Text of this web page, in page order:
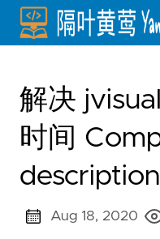
解决
时间
Aug 18, 2020